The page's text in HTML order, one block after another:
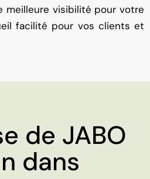
meilleure visibilité pour votre
facilité pour vos clients et
de JABO
dans